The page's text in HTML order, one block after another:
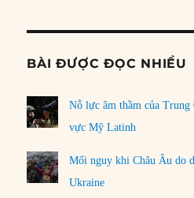
BÀI ĐƯỢC ĐỌC NHIỀU
Nỗ lực âm thầm của
vực Mỹ Latinh
Mối nguy khi Châu Âu do
Ukraine